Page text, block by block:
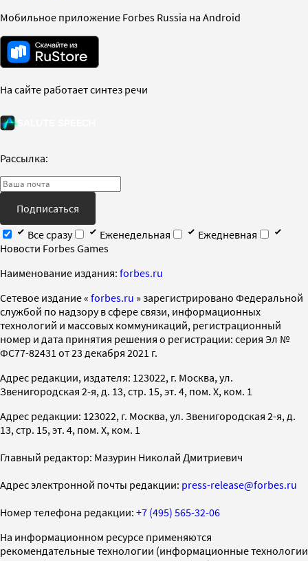
Мобильное приложение Forbes Russia на Android
На сайте работает синтез речи
Рассылка:
Подписаться
Все сразу
Еженедельная
Ежедневная
Новости Forbes Games
Наименование издания: forbes.ru
Cетевое издание « forbes.ru » зарегистрировано Федеральной
службой по надзору в сфере связи, информационных
технологий и массовых коммуникаций, регистрационный
номер и дата принятия решения о регистрации: серия Эл №
ФС77-82431 от 23 декабря 2021 г.
Адрес редакции, издателя: 123022, г. Москва, ул.
Звенигородская 2-я, д. 13, стр. 15, эт. 4, пом. X, ком. 1
Адрес редакции: 123022, г. Москва, ул. Звенигородская 2-я, д.
13, стр. 15, эт. 4, пом. X, ком. 1
Главный редактор: Мазурин Николай Дмитриевич
Адрес электронной почты редакции: press-release@forbes.ru
Номер телефона редакции: +7 (495) 565-32-06
На информационном ресурсе применяются
рекомендательные технологии (информационные технологии